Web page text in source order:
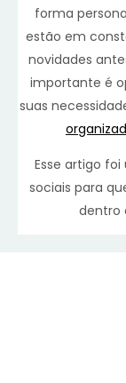
forma
estão em
novidades
importante é
suas
Esse artigo
sociais para
dentro